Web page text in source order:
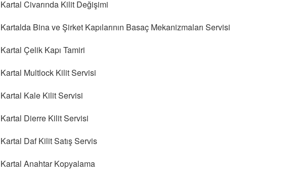
Kartal Civarında Kilit Değişimi
Kartalda Bina ve Şirket Kapılarının Basaç Mekanizmaları Servisi
Kartal Çelik Kapı Tamiri
Kartal Multlock Kilit Servisi
Kartal Kale Kilit Servisi
Kartal Dierre Kilit Servisi
Kartal Daf Kilit Satış Servis
Kartal Anahtar Kopyalama